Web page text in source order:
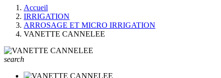
Accueil
IRRIGATION
ARROSAGE ET MICRO IRRIGATION
VANETTE CANNELEE
search